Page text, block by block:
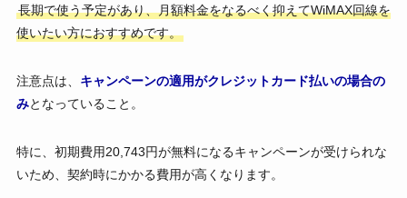
長期で使う予定があり、月額料金をなるべく抑えてWiMAX回線を
使いたい方におすすめです。
注意点は、 キャンペーンの適用がクレジットカード払いの場合の
みとなっていること。
特に、初期費用20,743円が無料になるキャンペーンが受けられな
いため、契約時にかかる費用が高くなります。